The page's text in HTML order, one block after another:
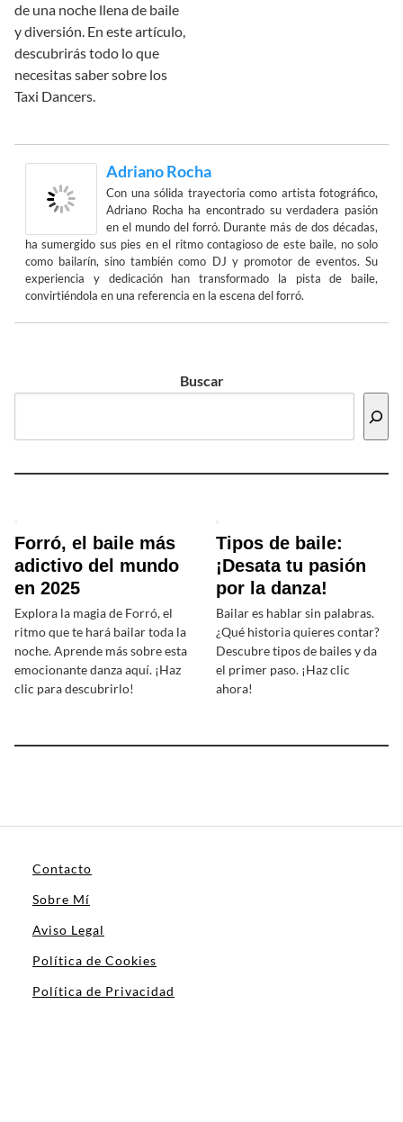
de una noche llena de baile
y diversión. En este artículo,
descubrirás todo lo que
necesitas saber sobre los
Taxi Dancers.
Adriano Rocha
Con una sólida trayectoria como artista fotográfico,
Adriano Rocha ha encontrado su verdadera pasión
en el mundo del forró. Durante más de dos décadas,
ha sumergido sus pies en el ritmo contagioso de este baile, no solo
como bailarín, sino también como DJ y promotor de eventos. Su
experiencia y dedicación han transformado la pista de baile,
convirtiéndola en una referencia en la escena del forró.
Buscar
Forró, el baile más
adictivo del mundo
en 2025
Explora la magia de Forró, el
ritmo que te hará bailar toda la
noche. Aprende más sobre esta
emocionante danza aquí. ¡Haz
clic para descubrirlo!
Tipos de baile:
¡Desata tu pasión
por la danza!
Bailar es hablar sin palabras.
¿Qué historia quieres contar?
Descubre tipos de bailes y da
el primer paso. ¡Haz clic
ahora!
Contacto
Sobre Mí
Aviso Legal
Política de Cookies
Política de Privacidad